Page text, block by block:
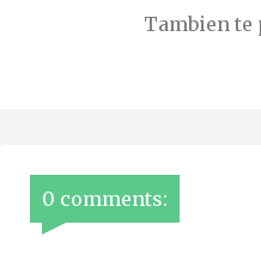
Tambien te
0 comments: